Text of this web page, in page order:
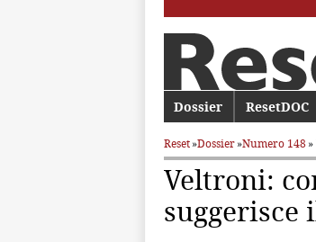
Menu
Vai al contenuto
Vai al contenuto
Dossier ResetDOC
Reset»Dossier»Numero 148
Veltroni: